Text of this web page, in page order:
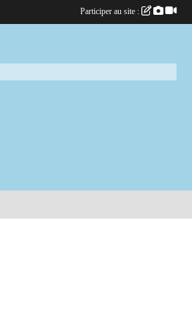
Participer au site :